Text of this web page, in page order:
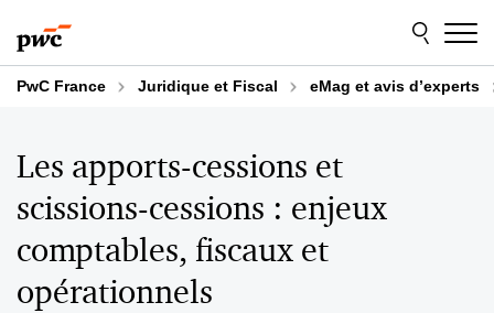
au
contenu
au
pied
dePwC France Juridique et Fiscal eMag et avis d’experts
Les apports-cessions et
scissions-cessions : enjeux
comptables, fiscaux et
opérationnels